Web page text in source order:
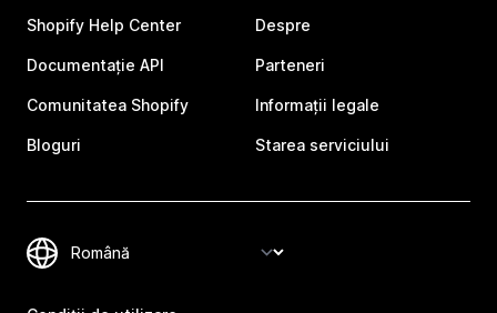
Shopify Help Center
Documentație API
Comunitatea Shopify
Bloguri
Despre
Parteneri
Informații legale
Starea serviciului